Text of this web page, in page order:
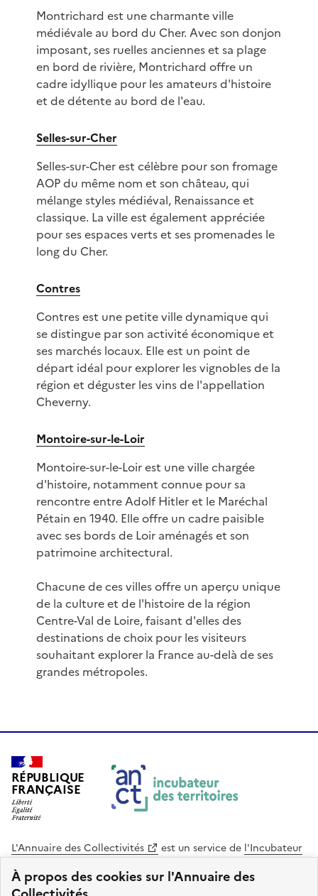
À propos des cookies sur l'Annuaire des
Montrichard est une charmante ville
médiévale au bord du Cher. Avec son donjon
imposant, ses ruelles anciennes et sa plage
en bord de rivière, Montrichard offre un
cadre idyllique pour les amateurs d'histoire
et de détente au bord de l'eau.
Selles-sur-Cher
Selles-sur-Cher est célèbre pour son fromage
AOP du même nom et son château, qui
mélange styles médiéval, Renaissance et
classique. La ville est également appréciée
pour ses espaces verts et ses promenades le
long du Cher.
Contres
Contres est une petite ville dynamique qui
se distingue par son activité économique et
ses marchés locaux. Elle est un point de
départ idéal pour explorer les vignobles de la
région et déguster les vins de l'appellation
Cheverny.
Montoire-sur-le-Loir
Montoire-sur-le-Loir est une ville chargée
d'histoire, notamment connue pour sa
rencontre entre Adolf Hitler et le Maréchal
Pétain en 1940. Elle offre un cadre paisible
avec ses bords de Loir aménagés et son
patrimoine architectural.
Chacune de ces villes offre un aperçu unique
de la culture et de l'histoire de la région
Centre-Val de Loire, faisant d'elles des
destinations de choix pour les visiteurs
souhaitant explorer la France au-delà de ses
grandes métropoles.
RÉPUBLIQUE
FRANÇAISE
L'Annuaire des Collectivités est un service de l'Incubateur
des Territoires
Cohésion des Territoires
. Le code source de ce site web